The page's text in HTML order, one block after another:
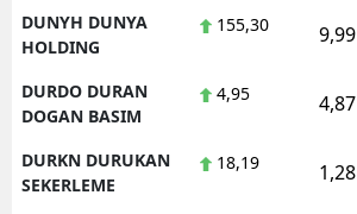
DUNYH DUNYA
HOLDING
155,30 9,99
DURDO DURAN
DOGAN BASIM
4,95 4,87
DURKN DURUKAN
SEKERLEME
18,19 1,28